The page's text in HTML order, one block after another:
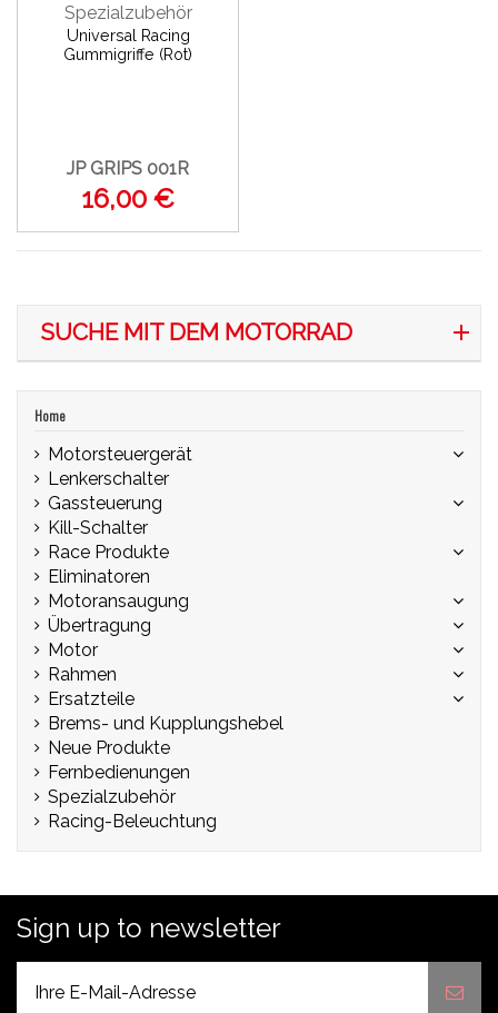
Spezialzubehör
Universal Racing
Gummigriffe (Rot)
JP GRIPS 001R
16,00 €
SUCHE MIT DEM MOTORRAD
Home
Motorsteuergerät
Lenkerschalter
Gassteuerung
Kill-Schalter
Race Produkte
Eliminatoren
Motoransaugung
Übertragung
Motor
Rahmen
Ersatzteile
Brems- und Kupplungshebel
Neue Produkte
Fernbedienungen
Spezialzubehör
Racing-Beleuchtung
Sign up to newsletter